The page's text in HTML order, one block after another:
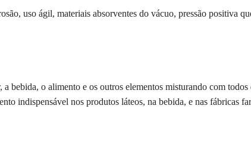
uso ágil, materiais absorventes do vácuo, pressão positiva
bebida, o alimento e os outros elementos misturando com todos
indispensável nos produtos láteos, na bebida, e nas fábricas